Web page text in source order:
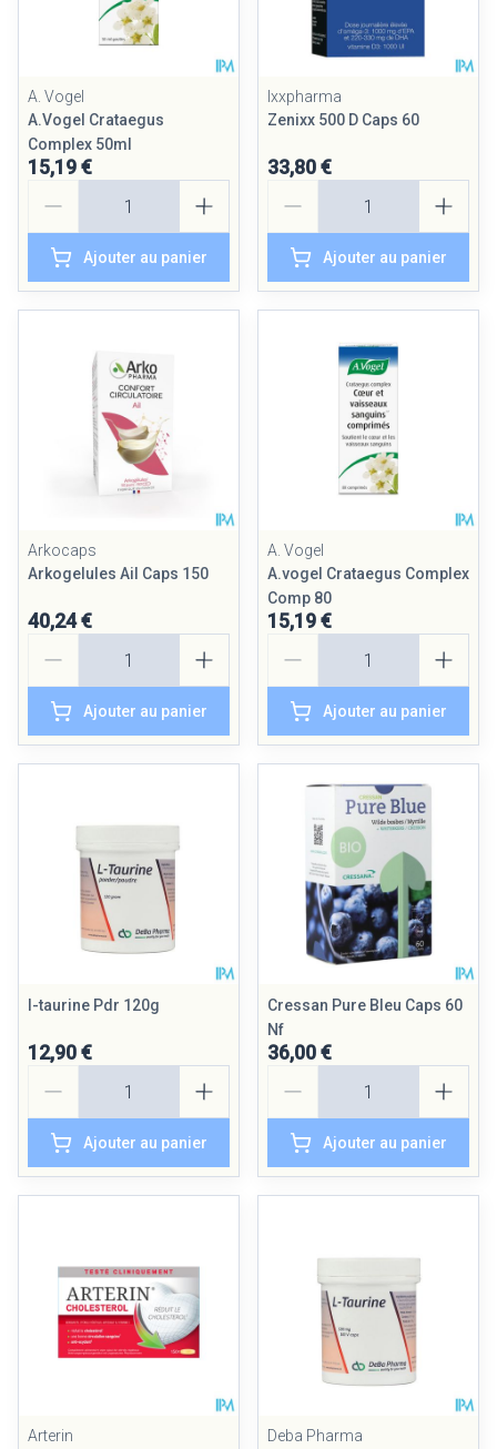
A. Vogel
A.Vogel Crataegus
Complex 50ml
15,19 €
Ajouter au panier
Ixxpharma
Zenixx 500 D Caps 60
33,80 €
Ajouter au panier
Arkocaps
Arkogelules Ail Caps 150
40,24 €
Ajouter au panier
A. Vogel
A.vogel Crataegus Complex
Comp 80
15,19 €
Ajouter au panier
l-taurine Pdr 120g
12,90 €
Ajouter au panier
Cressan Pure Bleu Caps 60
Nf
36,00 €
Ajouter au panier
Arterin
Deba Pharma